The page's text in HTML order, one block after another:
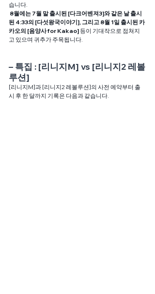
습니다.
된 4:33의 [다섯왕국이야기], 그리고 8월 1일 출시된 카
카오의 [음양사 for Kakao] 등이 기대작으로 점쳐지
고 있으며 귀추가 주목됩니다.
– 특집 : [리니지M] vs [리니지2 레볼
루션]
[리니지M]과 [리니지2 레볼루션]의 사전 예약부터 출
시 후 한 달까지 기록은 다음과 같습니다.